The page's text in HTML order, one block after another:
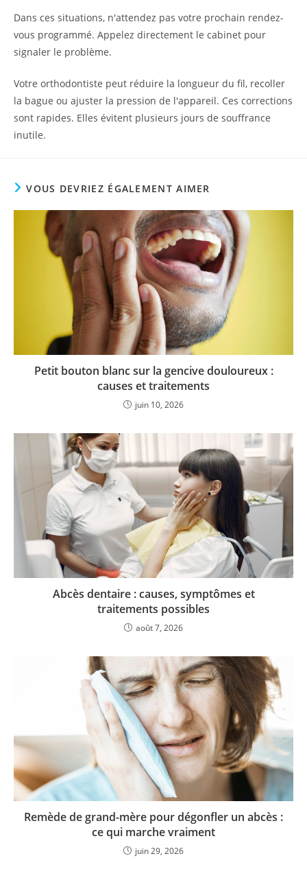
Dans ces situations, n'attendez pas votre prochain rendez-
vous programmé. Appelez directement le cabinet pour
signaler le problème.
Votre orthodontiste peut réduire la longueur du fil, recoller
la bague ou ajuster la pression de l'appareil. Ces corrections
sont rapides. Elles évitent plusieurs jours de souffrance
inutile.
VOUS DEVRIEZ ÉGALEMENT AIMER
Petit bouton blanc sur la gencive douloureux :
causes et traitements
juin 10, 2026
Abcès dentaire : causes, symptômes et
traitements possibles
août 7, 2026
Remède de grand-mère pour dégonfler un abcès :
ce qui marche vraiment
juin 29, 2026